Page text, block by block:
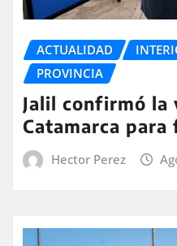
ACTUALIDAD
PROVINCIA
Jalil confirmó la
Catamarca
Hector Perez